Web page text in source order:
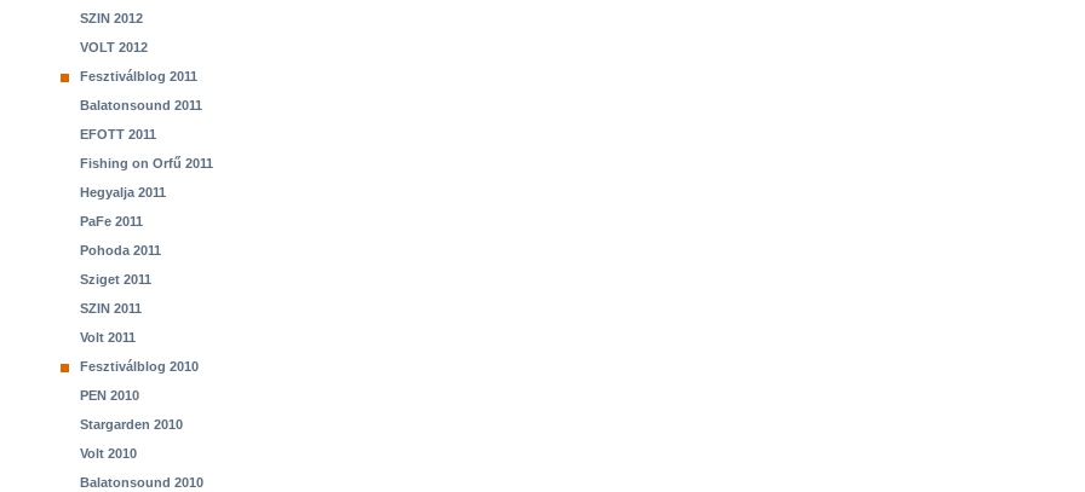
SZIN 2012
VOLT 2012
Fesztiválblog 2011
Balatonsound 2011
EFOTT 2011
Fishing on Orfű 2011
Hegyalja 2011
PaFe 2011
Pohoda 2011
Sziget 2011
SZIN 2011
Volt 2011
Fesztiválblog 2010
PEN 2010
Stargarden 2010
Volt 2010
Balatonsound 2010